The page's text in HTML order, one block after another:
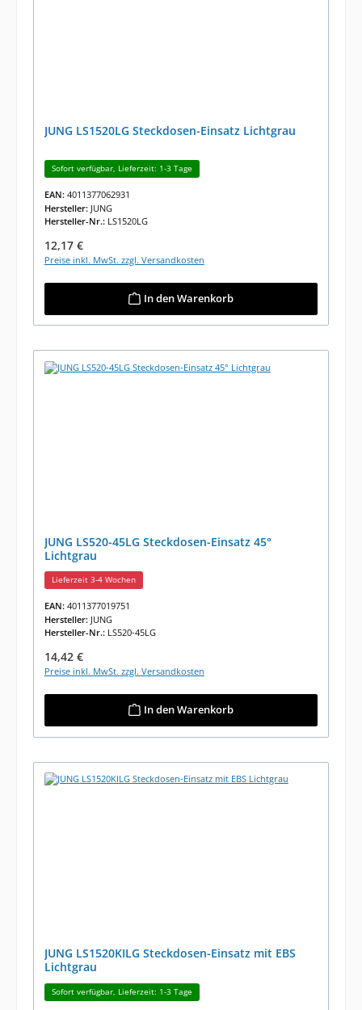
JUNG LS1520LG Steckdosen-Einsatz Lichtgrau
Sofort verfügbar, Lieferzeit: 1-3 Tage
EAN: 4011377062931
Hersteller: JUNG
Hersteller-Nr.: LS1520LG
Regulärer Preis:
12,17 €
Preise inkl. MwSt. zzgl. Versandkosten
In den Warenkorb
JUNG LS520-45LG Steckdosen-Einsatz 45°
Lichtgrau
Lieferzeit 3-4 Wochen
EAN: 4011377019751
Hersteller: JUNG
Hersteller-Nr.: LS520-45LG
Regulärer Preis:
14,42 €
Preise inkl. MwSt. zzgl. Versandkosten
In den Warenkorb
JUNG LS1520KILG Steckdosen-Einsatz mit EBS
Lichtgrau
Sofort verfügbar, Lieferzeit: 1-3 Tage